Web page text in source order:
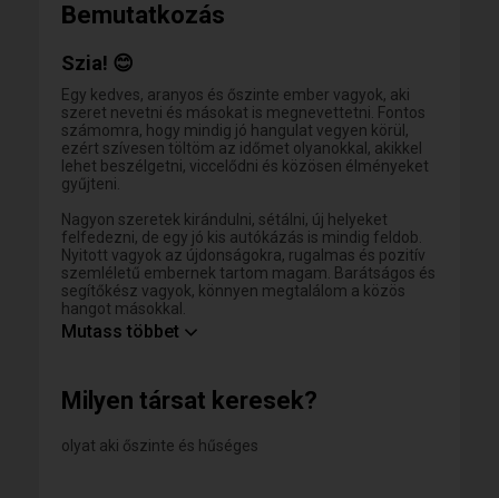
Bemutatkozás
Szia! 😊
Egy kedves, aranyos és őszinte ember vagyok, aki
szeret nevetni és másokat is megnevettetni. Fontos
számomra, hogy mindig jó hangulat vegyen körül,
ezért szívesen töltöm az időmet olyanokkal, akikkel
lehet beszélgetni, viccelődni és közösen élményeket
gyűjteni.
Nagyon szeretek kirándulni, sétálni, új helyeket
felfedezni, de egy jó kis autókázás is mindig feldob.
Nyitott vagyok az újdonságokra, rugalmas és pozitív
szemléletű embernek tartom magam. Barátságos és
segítőkész vagyok, könnyen megtalálom a közös
hangot másokkal.
természetben.
Mutass többet
Milyen társat keresek?
olyat aki őszinte és hűséges